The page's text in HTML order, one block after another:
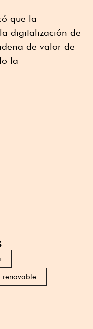
que la
digitalización de
de valor de
la
renovable